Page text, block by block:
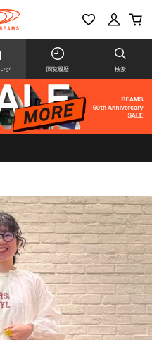
グ 閲覧履歴 検索